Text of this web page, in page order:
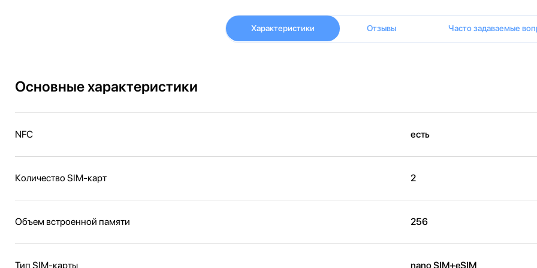
Характеристики Отзывы Часто задаваемые
Основные характеристики
NFC есть
Количество SIM-карт 2
Объем встроенной памяти 256
Тип SIM-карты nano SIM+eSIM